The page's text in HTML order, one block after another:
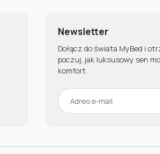
Newsletter
Dołącz do świata MyBed i
poczuj, jak luksusowy sen
komfort.